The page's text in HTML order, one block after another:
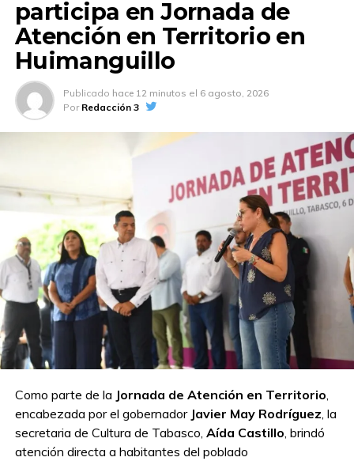
participa en Jornada de
Atención en Territorio en
Huimanguillo
Publicado hace 12 minutos el 6 agosto, 2026
Por Redacción 3
Como parte de la Jornada de Atención en Territorio
encabezada por el gobernador Javier May Rodríguez , la
secretaria de Cultura de Tabasco, Aída Castillo , brindó
atención directa a habitantes del poblado